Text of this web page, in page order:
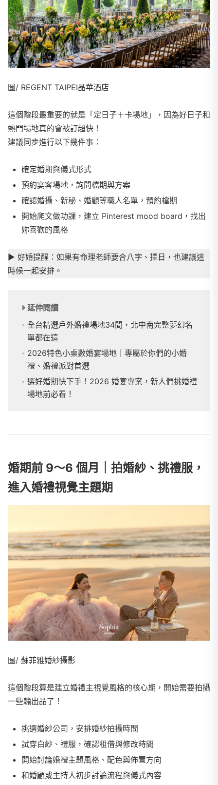
圖/ REGENT TAIPEI晶華酒店
這個階段最重要的就是「定日子＋卡場地」，因為好日子和
熱門場地真的會被訂超快！
建議同步進行以下幾件事：
確定婚期與儀式形式
預約宴客場地，詢問檔期與方案
確認婚攝、新秘、婚顧等職人名單，預約檔期
開始爬文做功課，建立 Pinterest mood board，找出
妳喜歡的風格
▶ ︎ 好婚提醒：如果有命理老師要合八字、擇日，也建議這
時候一起安排。
延伸閱讀
全台精選戶外婚禮場地34間，北中南完整夢幻名
單都在這
2026特色小桌數婚宴場地｜專屬於你們的小婚
禮、婚禮派對首選
選好婚期快下手！2026 婚宴專案，新人們挑婚禮
場地前必看！
婚期前 9～6 個月｜拍婚紗、挑禮服，
進入婚禮視覺主題期
圖/ 蘇菲雅婚紗攝影
這個階段算是建立婚禮主視覺風格的核心期，開始需要拍攝
一些輸出品了！
挑選婚紗公司，安排婚紗拍攝時間
試穿白紗、禮服，確認租借與修改時間
開始討論婚禮主題風格、配色與佈置方向
和婚顧或主持人初步討論流程與儀式內容